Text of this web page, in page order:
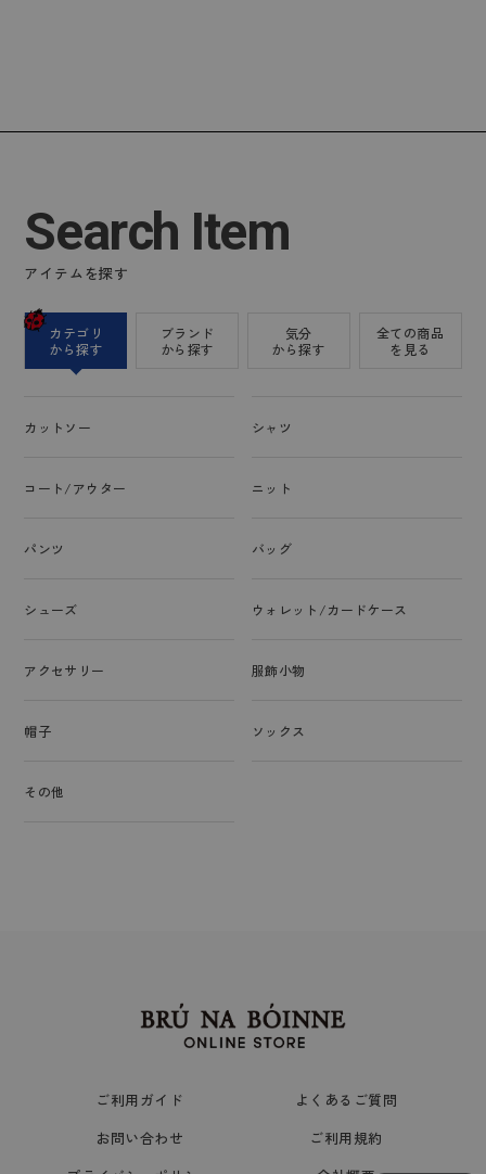
Search Item
アイテムを探す
カテゴリ
から探す
ブランド
から探す
気分
から探す
全ての商品
を見る
カットソー シャツ
コート/アウター ニット
パンツ バッグ
シューズ ウォレット/カードケース
アクセサリー 服飾小物
帽子 ソックス
その他
ご利用ガイド
よくあるご質問
お問い合わせ
ご利用規約